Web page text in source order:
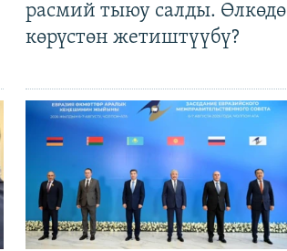
расмий тыюу салды. Өлкөдө
көрүстөн жетиштүүбү?